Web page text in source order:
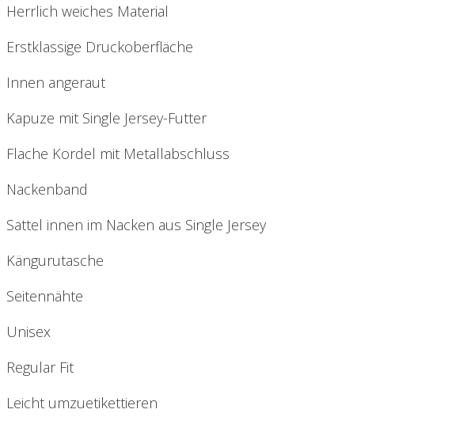
Herrlich weiches Material
Erstklassige Druckoberfläche
Innen angeraut
Kapuze mit Single Jersey-Futter
Flache Kordel mit Metallabschluss
Nackenband
Sattel innen im Nacken aus Single Jersey
Kängurutasche
Seitennähte
Unisex
Regular Fit
Leicht umzuetikettieren